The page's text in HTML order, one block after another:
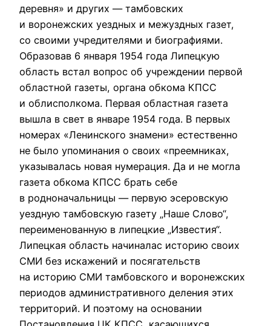
деревня» и других — тамбовских
и воронежских уездных и межуздных газет,
со своими учредителями и биографиями.
Образовав 6 января 1954 года Липецкую
область встал вопрос об учреждении первой
областной газеты, органа обкома КПСС
и облисполкома. Первая областная газета
вышла в свет в январе 1954 года. В первых
номерах «Ленинского знамени» естественно
не было упоминания о своих «преемниках,
указывалась новая нумерация. Да и не могла
газета обкома КПСС брать себе
в родноначальницы — первую эсеровскую
уездную тамбовскую газету „Наше Слово“,
переименованную в липецкие „Известия“.
Липецкая область начиналас историю своих
СМИ без искажений и посягательств
на историю СМИ тамбовского и воронежских
периодов административного деления этих
территорий. И поэтому на основании